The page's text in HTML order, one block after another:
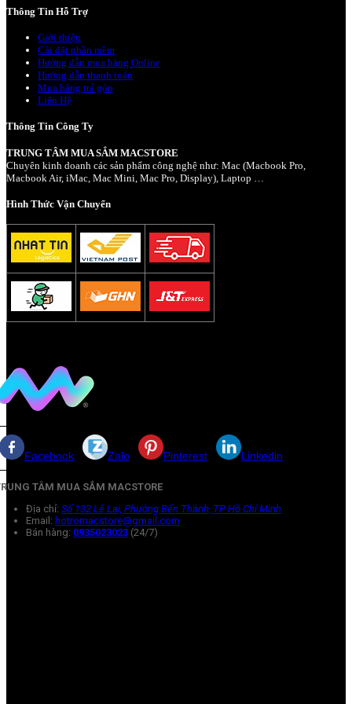
Thông Tin Hỗ Trợ
Giới thiệu
Cài đặt phần mềm
Hướng dẫn mua hàng Online
Hướng dẫn thanh toán
Mua hàng trả góp
Liên Hệ
Thông Tin Công Ty
TRUNG TÂM MUA SẮM MACSTORE
Chuyên kinh doanh các sản phẩm công nghệ như: Mac (Macbook Pro,
Macbook Air, iMac, Mac Mini, Mac Pro, Display), Laptop …
Hình Thức Vận Chuyển
Facebook Zalo Pinterest Linkedin
TÂM MUA SẮM MACSTORE
Địa chỉ: Số 132 Lê Lai, Phường Bến Thành, TP Hồ Chí Minh
Email: hotromacstore@gmail.com
Bán hàng: 0935023023 (24/7)